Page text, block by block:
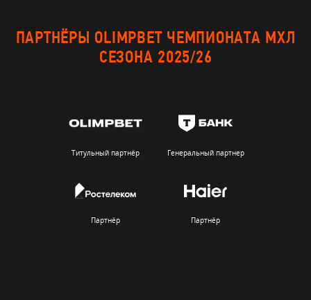
ПАРТНЁРЫ OLIMPBET ЧЕМПИОНАТА МХЛ
СЕЗОНА 2025/26
Титульный партнёр Генеральный партнер
Партнёр Партнёр